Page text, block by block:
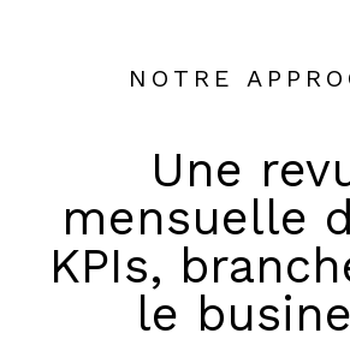
NOTRE
Une
mensuelle
KPIs,
le